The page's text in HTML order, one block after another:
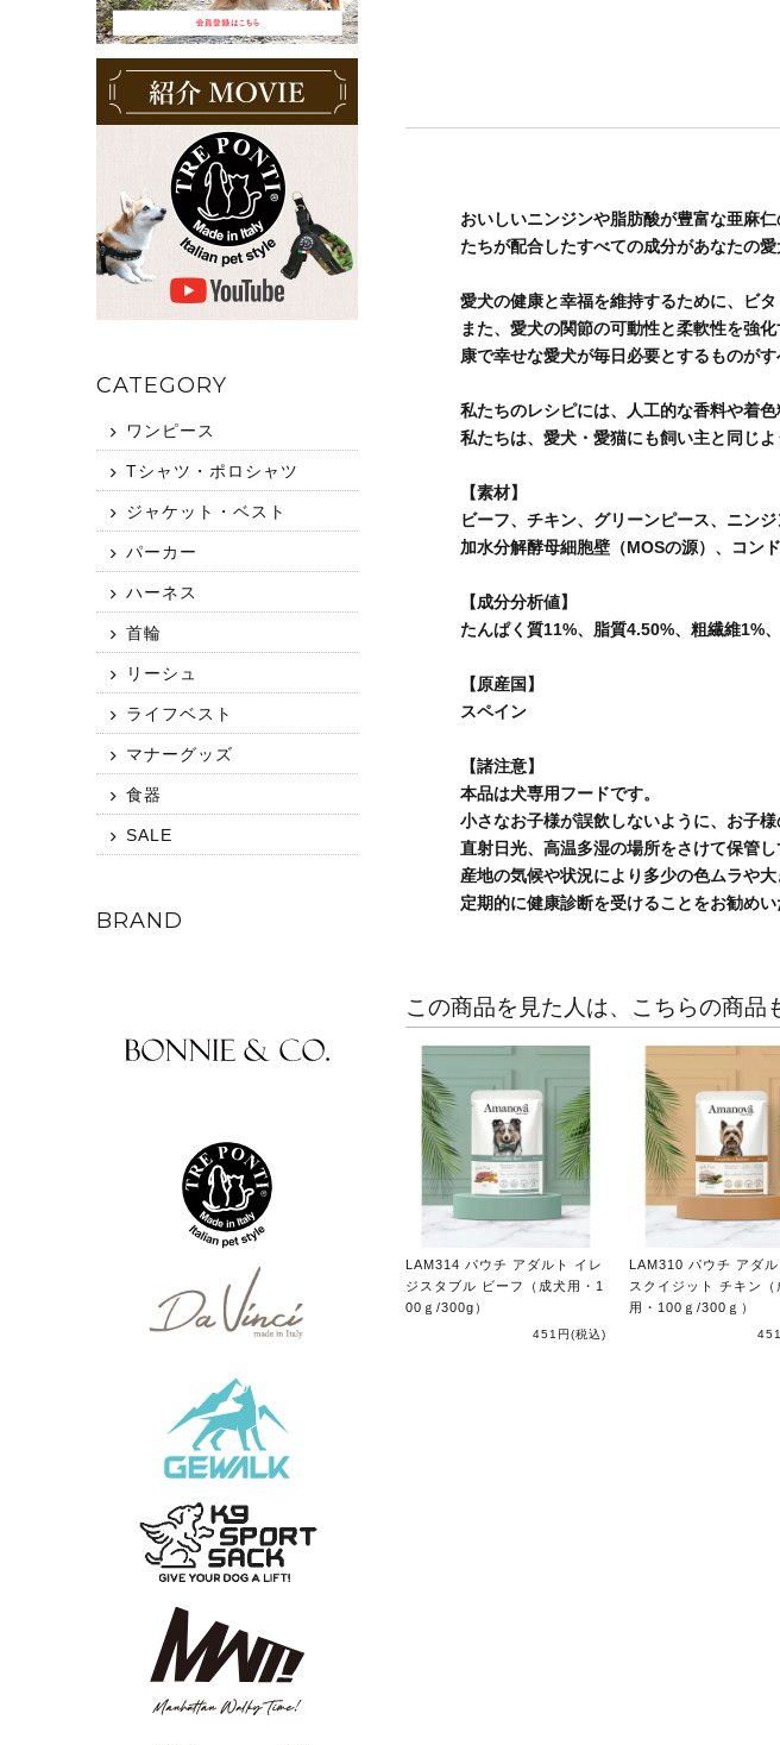
CATEGORY
ワンピース
Tシャツ・ポロシャツ
ジャケット・ベスト
パーカー
ハーネス
首輪
リーシュ
ライフベスト
マナーグッズ
食器
SALE
BRAND
おいしいニンジンや脂肪酸が豊富な亜麻
たちが配合したすべての成分があなたの愛
愛犬の健康と幸福を維持するために、ビ
また、愛犬の関節の可動性と柔軟性を強
康で幸せな愛犬が毎日必要とするものが
私たちのレシピには、人工的な香料や着
私たちは、愛犬・愛猫にも飼い主と同じ
【素材】
ビーフ、チキン、グリーンピース、ニン
加水分解酵母細胞壁（MOSの源）、コン
【成分分析値】
たんぱく質11%、脂質4.50%、粗繊維1%
【原産国】
スペイン
【諸注意】
本品は犬専用フードです。
小さなお子様が誤飲しないように、お子
直射日光、高温多湿の場所をさけて保管し
産地の気候や状況により多少の色ムラや
定期的に健康診断を受けることをお勧めい
この商品を見た人は、こちらの商品
LAM314 パウチ アダルト イレ
ジスタブル ビーフ（成犬用・1
00ｇ/300g）
451円(税込)
LAM310 パウチ アダル
スクイジット チキン（
用・100ｇ/300ｇ）